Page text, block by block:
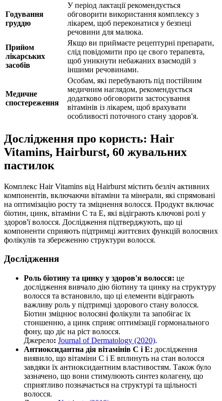
Годування
груддю
У період лактації рекомендується
обговорити використання комплексу з
лікарем, щоб переконатися у безпеці
речовини для малюка.
Прийом
лікарських
засобів
Якщо ви приймаєте рецептурні препарати,
слід повідомити про це свого терапевта,
щоб уникнути небажаних взаємодій з
іншими речовинами.
Медичне
спостереження
Особам, які перебувають під постійним
медичним наглядом, рекомендується
додатково обговорити застосування
вітамінів із лікарем, щоб врахувати
особливості поточного стану здоров'я.
Дослідження про користь: Hair
Vitamins, Hairburst, 60 жувальних
пастилок
Комплекс Hair Vitamins від Hairburst містить безліч активних
компонентів, включаючи вітаміни та мінерали, які спрямовані
на оптимізацію росту та зміцнення волосся. Продукт включає
біотин, цинк, вітаміни C та E, які відіграють ключові ролі у
здоров'ї волосся. Дослідження підтверджують, що ці
компоненти сприяють підтримці життєвих функцій волосяних
фолікулів та збереженню структури волосся.
Дослідження
Роль біотину та цинку у здоров'я волосся: це
дослідження вивчало дію біотину та цинку на структуру
волосся та встановило, що ці елементи відіграють
важливу роль у підтримці здорового стану волосся.
Біотин зміцнює волосяні фолікули та запобігає їх
стоншенню, а цинк сприяє оптимізації гормонального
фону, що діє на ріст волосся.
Джерело: Journal of Dermatology (2020).
Антиоксидантна дія вітамінів C і E: дослідження
виявило, що вітаміни C і E вплинуть на стан волосся
завдяки їх антиоксидантним властивостям. Також було
зазначено, що вони стимулюють синтез колагену, що
сприятливо позначається на структурі та щільності
волосся.